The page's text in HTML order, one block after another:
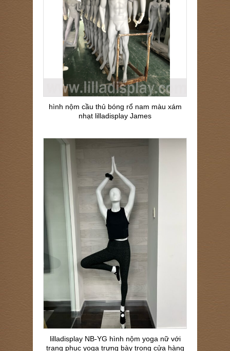
hình nộm cầu thủ bóng rổ nam màu xám
nhạt lilladisplay James
lilladisplay NB-YG hình nộm yoga nữ với
trang phục yoga trưng bày trong cửa hàng